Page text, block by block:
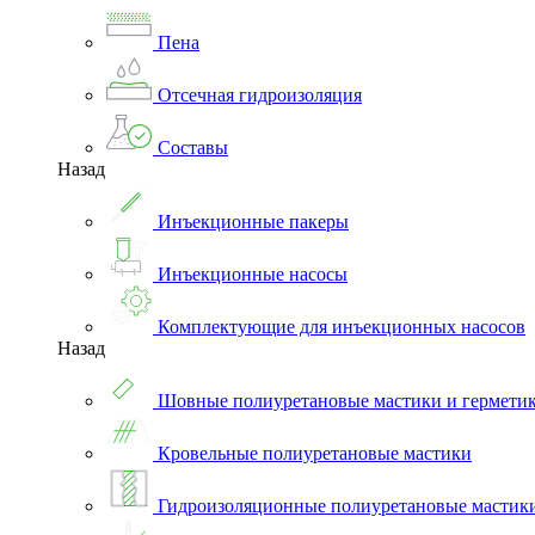
Пена
Отсечная гидроизоляция
Составы
Назад
Инъекционные пакеры
Инъекционные насосы
Комплектующие для инъекционных насосов
Назад
Шовные полиуретановые мастики и
Кровельные полиуретановые мастики
Гидроизоляционные полиуретановые